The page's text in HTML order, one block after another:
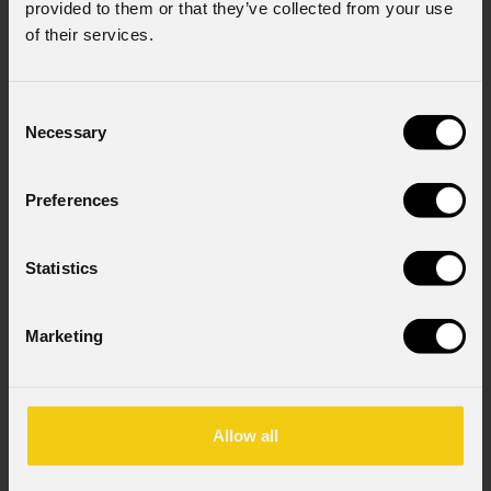
provided to them or that they’ve collected from your use
of their services.
Selection
Necessary
Preferences
Statistics
Marketing
Allow all
Acconsento al trattamento dei dati per
ricevere informazioni commerciali e iniziative di
personali
dell'art. 6 del GDPR (Privacy Policy).